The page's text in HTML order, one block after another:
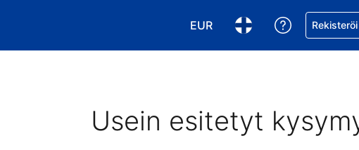
EUR
Valitse valuutta.
Valitse kieli.
Pyydä
Usein esitetyt